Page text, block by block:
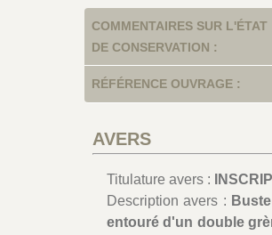
COMMENTAIRES SUR L'ÉTAT
DE CONSERVATION :
RÉFÉRENCE OUVRAGE :
AVERS
Titulature avers :
Description avers :
entouré d'un double